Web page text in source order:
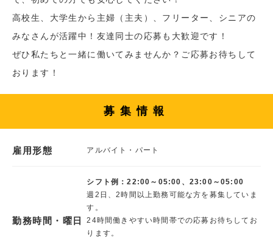
高校生、大学生から主婦（主夫）、フリーター、シニアの
みなさんが活躍中！友達同士の応募も大歓迎です！
ぜひ私たちと一緒に働いてみませんか？ご応募お待ちして
おります！
募集情報
雇用形態 アルバイト・パート
勤務時間・曜日
シフト例：22:00～05:00、23:00～05:00
週2日、2時間以上勤務可能な方を募集していま
す。
24時間働きやすい時間帯での応募お待ちしてお
ります。